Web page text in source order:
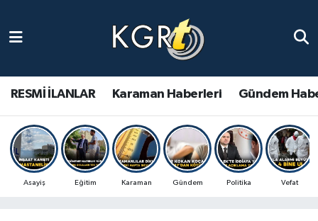
RESMİ İLANLAR Karaman Haberleri Gündem
Asayiş Eğitim Karaman Gündem Politika Vefat
Gündem Haberleri
Güncel Haberler
Spor Haberleri